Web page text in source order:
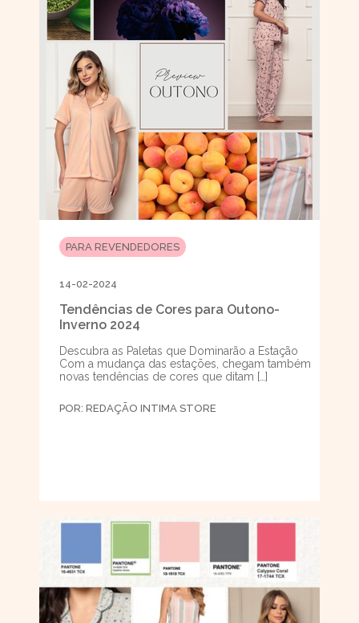
PARA REVENDEDORES
14-02-2024
Tendências de Cores para Outono-
Inverno 2024
Descubra as Paletas que Dominarão a Estação
Com a mudança das estações, chegam também
novas tendências de cores que ditam […]
POR: REDAÇÃO INTIMA STORE